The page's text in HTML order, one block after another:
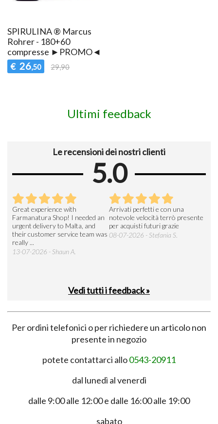
SPIRULINA ® Marcus
Rohrer - 180+60
compresse ►PROMO◄
€ 26,50 29,90
Ultimi feedback
Le recensioni dei nostri clienti
5.0
Great experience with
Farmanatura Shop! I needed an
urgent delivery to Malta, and
their customer service team was
really ...
13-07-2026 - Shaun A.
Arrivati perfetti e con una
notevole velocità terrò presente
per acquisti futuri grazie
08-07-2026 - Stefania S.
Vedi tutti i feedback »
Per ordini telefonici o per richiedere un articolo non
presente in negozio
potete contattarci allo0543-20911
dal lunedì al venerdì
dalle 9:00 alle 12:00 e dalle 16:00 alle 19:00
sabato